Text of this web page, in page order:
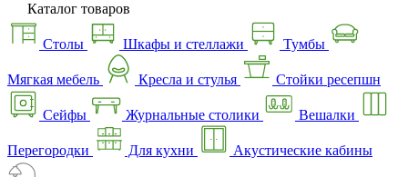
Каталог товаров
Столы Шкафы и стеллажи Тумбы
Мягкая мебель Кресла и стулья Стойки ресепшн
Сейфы Журнальные столики Вешалки
Перегородки Для кухни Акустические кабины